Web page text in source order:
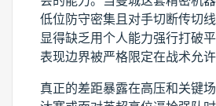
低位防守密集且对手切断传切
显得缺乏用个人能力强行打破
表现边界被严格限定在战术允许
真正的差距暴露在高压和关键